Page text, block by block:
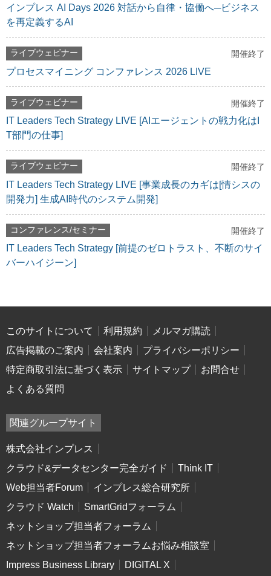
インプレス AI Days 2026 対話から自律・協働へ─ビジネス
を再定義するAI
ライブウェビナー 開催終了
プロセスマイニング コンファレンス 2026 LIVE
ライブウェビナー 開催終了
IT Leaders Tech Strategy LIVE [AIエージェントの戦力化はI
T部門の仕事]
ライブウェビナー 開催終了
IT Leaders Tech Strategy LIVE [事業成長のカギは[情シスの
開発力] 生成AI時代のシステム開発]
コンファレンス/セミナー 開催終了
IT Leaders Tech Strategy [前提のゼロトラスト、不断のサイ
バーハイジーン]
このサイトについて 利用規約
メルマガ購読
広告掲載のご案内
会社案内
プライバシーポリシー
特定商取引法に基づく表示
サイトマップ
お問合せ
よくある質問
関連グループサイト
株式会社インプレス
クラウド&データセンター完全ガイド
Think IT
Web担当者Forum
インプレス総合研究所
クラウド Watch
SmartGridフォーラム
ネットショップ担当者フォーラム
ネットショップ担当者フォーラムお悩み相談室
Impress Business Library
DIGITAL X